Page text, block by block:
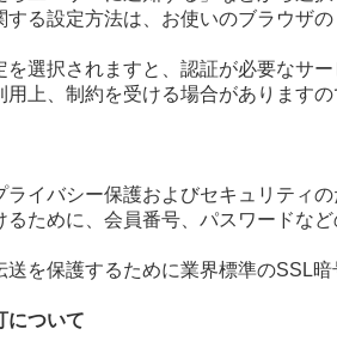
る設定方法は、お使いのブラウザ
選択されますと、認証が必要なサ
上、制約を受ける場合がありますの
イバシー保護およびセキュリティ
ために、会員番号、パスワードな
伝送を保護するために業界標準の
について